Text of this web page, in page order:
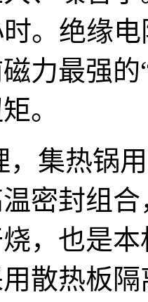
。绝缘
力最强
。
，集热锅
密封组
，也是
散热板